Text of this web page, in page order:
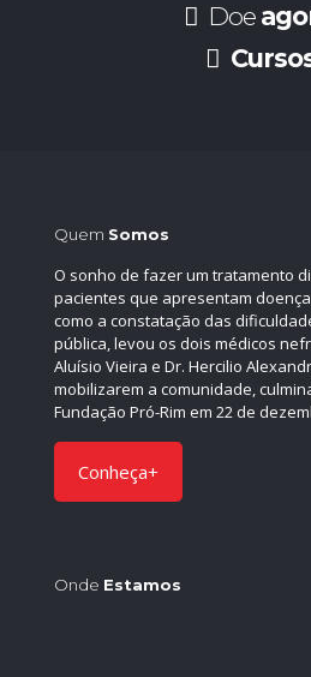
Doe
Quem Somos
O sonho de fazer um tratamento
pacientes que apresentam
como a constatação das
pública, levou os dois médicos
Aluísio Vieira e Dr. Hercilio
mobilizarem a comunidade,
Fundação Pró-Rim em 22 de
Conheça+
Onde Estamos